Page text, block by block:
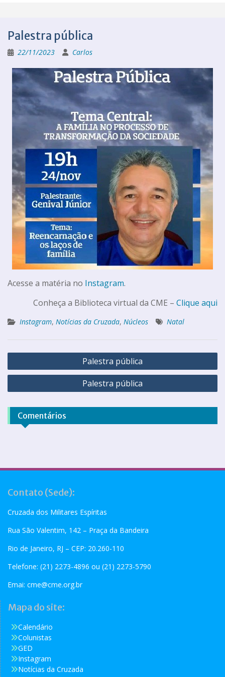
Palestra pública
22/11/2023 Carlos
Acesse a matéria no Instagram.
Conheça a Biblioteca virtual da CME – Clique aqui
Instagram, Notícias da Cruzada, Núcleos Natal
Palestra pública
Palestra pública
Comentários
Contato (Sede):
Cruzada dos Militares Espíritas
Rua São Valentim, 142 – Praça da Bandeira
Rio de Janeiro, RJ – CEP: 20.260-110
Telefone: (21) 2273-4896 ou (21) 2273-5790
Emai: cme@cme.org.br
Mapa do site:
Calendário
Colunistas
GED
Instagram
Notícias da Cruzada